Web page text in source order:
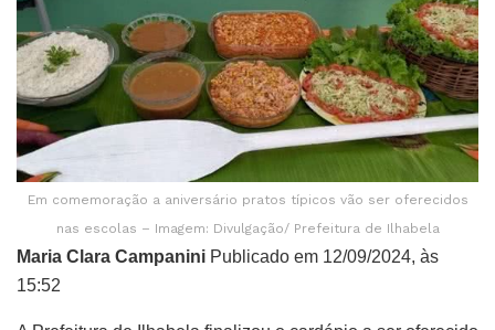
Em comemoração a aniversário pratos típicos vão ser oferecidos
nas escolas – Imagem: Divulgação/ Prefeitura de Ilhabela
Maria Clara Campanini Publicado em 12/09/2024, às
15:52